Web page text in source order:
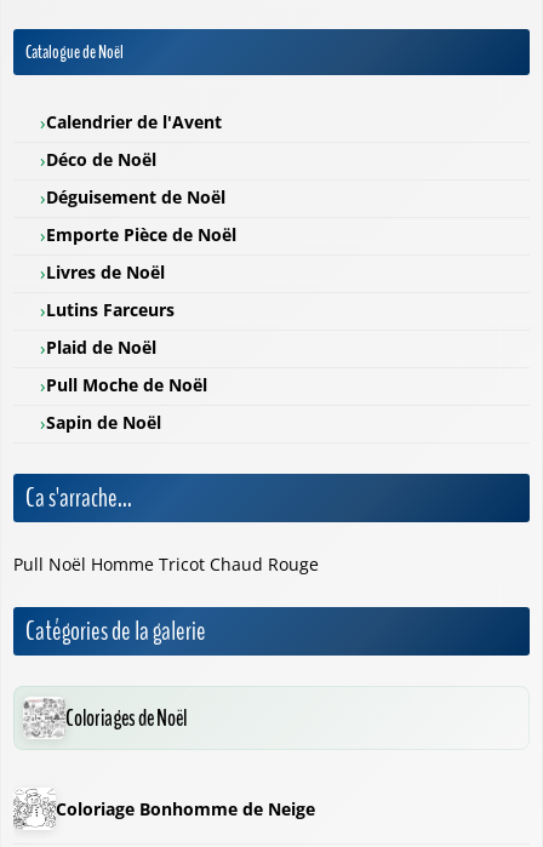
Catalogue de Noël
Calendrier de l'Avent
Déco de Noël
Déguisement de Noël
Emporte Pièce de Noël
Livres de Noël
Lutins Farceurs
Plaid de Noël
Pull Moche de Noël
Sapin de Noël
Ca s'arrache...
Pull Noël Homme Tricot Chaud Rouge
Catégories de la galerie
Coloriages de Noël
Coloriage Bonhomme de Neige